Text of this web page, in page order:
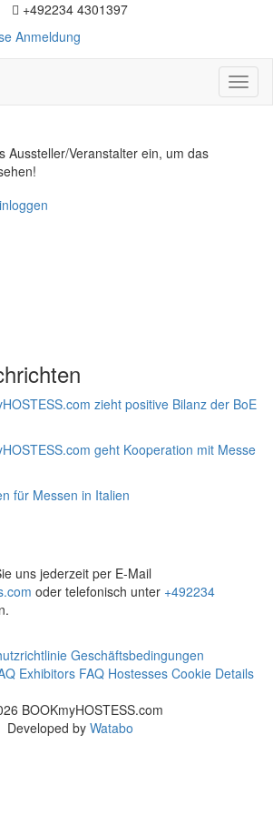
+492234 4301397
Anmeldung
Aussteller/Veranstalter ein, um das
zieht positive Bilanz der BoE
geht Kooperation mit Messe
für Messen in Italien
uns jederzeit per E-Mail
oder telefonisch unter +492234
Geschäftsbedingungen
Exhibitors FAQ Hostesses Cookie Details
BOOKmyHOSTESS.com
Developed by Watabo